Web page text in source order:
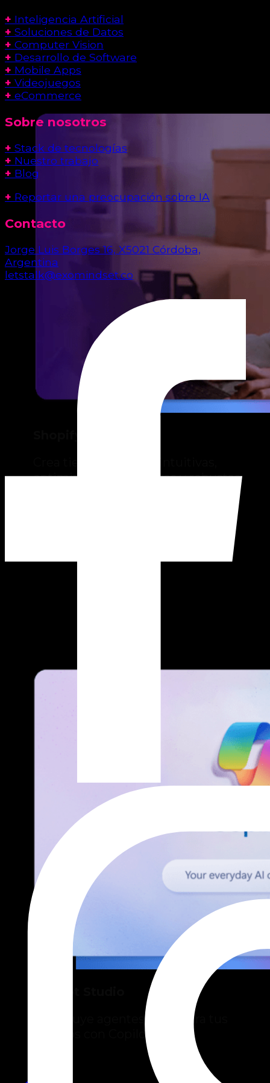
optimizadas para ventas y robustas.
Construye agentes de IA para tus
equipos con Copilot Studio.
+ Inteligencia Artificial
+ Soluciones de Datos
+ Computer Vision
+ Desarrollo de Software
+ Mobile Apps
+ Videojuegos
+ eCommerce
Sobre nosotros
+ Stack de tecnologías
+ Nuestro trabajo
+ Blog
+ Reportar una preocupación sobre IA
Contacto
Jorge Luis Borges 16, X5021 Córdoba,
Argentina
letstalk@exomindset.co